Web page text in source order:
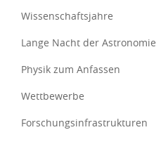
Wissenschaftsjahre
Lange Nacht der Astronomie
Physik zum Anfassen
Wettbewerbe
Forschungsinfrastrukturen